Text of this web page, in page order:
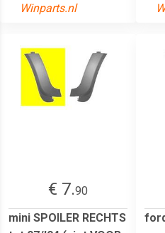
Winparts.nl
€ 7.90
mini SPOILER RECHTS